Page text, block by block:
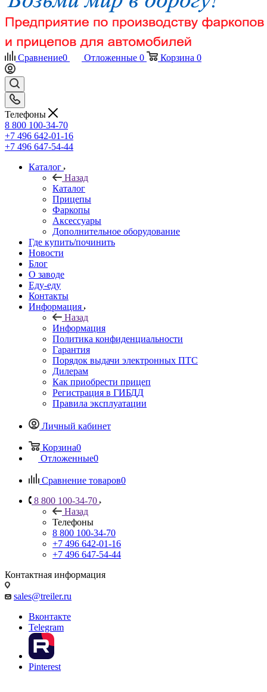
Сравнение0 Отложенные 0 Корзина 0
Телефоны
8 800 100-34-70
+7 496 642-01-16
+7 496 647-54-44
Каталог
Назад
Каталог
Прицепы
Фаркопы
Аксессуары
Дополнительное оборудование
Где купить/починить
Новости
Блог
О заводе
Еду-еду
Контакты
Информация
Назад
Информация
Политика конфиденциальности
Гарантия
Порядок выдачи электронных ПТС
Дилерам
Как приобрести прицеп
Регистрация в ГИБДД
Правила эксплуатации
Личный кабинет
Корзина0
Отложенные0
Сравнение товаров0
8 800 100-34-70
Назад
Телефоны
8 800 100-34-70
+7 496 642-01-16
+7 496 647-54-44
Контактная информация
sales@treiler.ru
Вконтакте
Telegram
Pinterest